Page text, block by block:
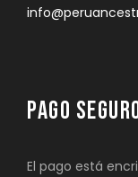
PAGO
El pago está